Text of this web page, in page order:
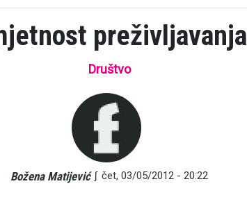
preživljavanja
Društvo
Božena Matijević ∫ čet, 03/05/2012 - 20:22